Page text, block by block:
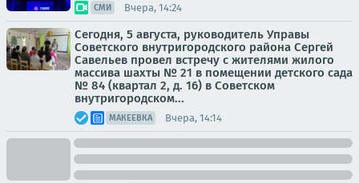
СМИ Вчера, 14:24
Сегодня, 5 августа, руководитель Управы
Советского внутригородского района Сергей
Савельев провел встречу с жителями жилого
массива шахты № 21 в помещении детского сада
№ 84 (квартал 2, д. 16) в Советском
внутригородском...
МАКЕЕВКА Вчера, 14:14